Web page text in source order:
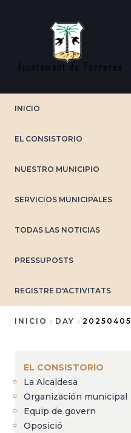
INICIO
EL CONSISTORIO
NUESTRO MUNICIPIO
SERVICIOS MUNICIPALES
TODAS LAS NOTICIAS
PRESSUPOSTS
REGISTRE D'ACTIVITATS
enlaces
de
ayuda
a
INICIO DAY 20250405
EL CONSISTORIO
La Alcaldesa
Organización municipal
Equip de govern
Oposició